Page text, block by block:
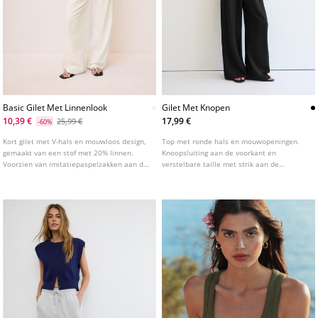
Basic Gilet Met Linnenlook
10,39 €
-60% 25,99 €
Kort gilet met V-hals en mouwloos design,
gemaakt van een stof met 20% linnen.
Voorzien van imitatiepaspelzakken aan de
Gilet Met Knopen
17,99 €
Top met ronde hals en mouwopeningen.
Knoopsluiting aan de voorkant en
verstelbare taille met strik aan de